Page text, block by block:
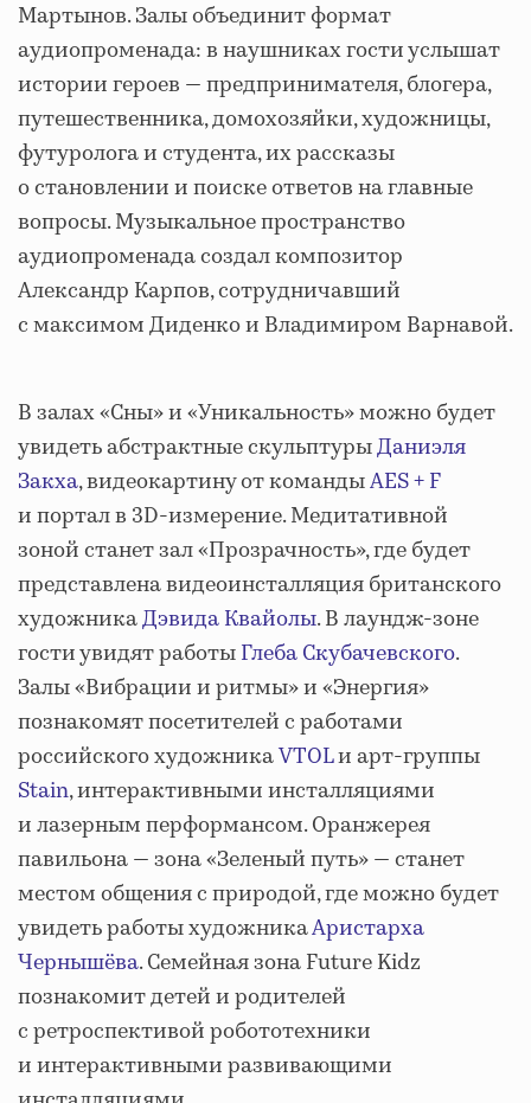
Мартынов. Залы объединит формат
аудиопроменада: в наушниках гости услышат
истории героев — предпринимателя, блогера,
путешественника, домохозяйки, художницы,
футуролога и студента, их рассказы
о становлении и поиске ответов на главные
вопросы. Музыкальное пространство
аудиопроменада создал композитор
Александр Карпов, сотрудничавший
с максимом Диденко и Владимиром Варнавой.
В залах «Сны» и «Уникальность» можно будет
увидеть абстрактные скульптурыДаниэля
Закха, видеокартину от командыAES + F
и портал в 3D-измерение. Медитативной
зоной станет зал «Прозрачность», где будет
представлена видеоинсталляция британского
художникаДэвида Квайолы. В лаундж-зоне
гости увидят работыГлеба Скубачевского.
Залы «Вибрации и ритмы» и «Энергия»
познакомят посетителей с работами
российского художникаVTOLи арт-группы
Stain, интерактивными инсталляциями
и лазерным перформансом. Оранжерея
павильона — зона «Зеленый путь» — станет
местом общения с природой, где можно будет
увидеть работы художникаАристарха
Чернышёва. Семейная зона Future Kidz
познакомит детей и родителей
с ретроспективой робототехники
и интерактивными развивающими